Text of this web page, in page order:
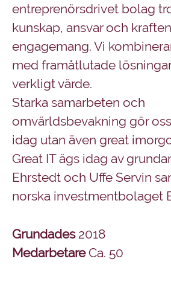
entreprenörsdrivet bolag
kunskap, ansvar och
engagemang. Vi
med framåtlutade
verkligt värde.
Starka samarbeten och
omvärldsbevakning gör
idag utan även great
Great IT ägs idag av
Ehrstedt och Uffe Servin
norska investmentbolaget
Grundades 2018
MedarbetareCa. 50